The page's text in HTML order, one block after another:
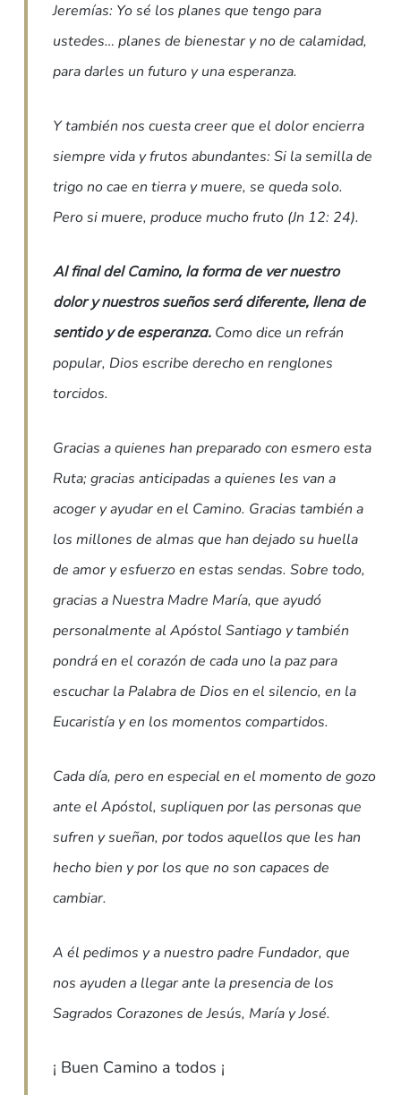
Jeremías: Yo sé los planes que tengo para
ustedes… planes de bienestar y no de calamidad,
para darles un futuro y una esperanza.
Y también nos cuesta creer que el dolor encierra
siempre vida y frutos abundantes: Si la semilla de
trigo no cae en tierra y muere, se queda solo.
Pero si muere, produce mucho fruto (Jn 12: 24).
Al final del Camino, la forma de ver nuestro
dolor y nuestros sueños será diferente, llena de
sentido y de esperanza. Como dice un refrán
popular, Dios escribe derecho en renglones
torcidos.
Gracias a quienes han preparado con esmero esta
Ruta; gracias anticipadas a quienes les van a
acoger y ayudar en el Camino. Gracias también a
los millones de almas que han dejado su huella
de amor y esfuerzo en estas sendas. Sobre todo,
gracias a Nuestra Madre María, que ayudó
personalmente al Apóstol Santiago y también
pondrá en el corazón de cada uno la paz para
escuchar la Palabra de Dios en el silencio, en la
Eucaristía y en los momentos compartidos.
Cada día, pero en especial en el momento de gozo
ante el Apóstol, supliquen por las personas que
sufren y sueñan, por todos aquellos que les han
hecho bien y por los que no son capaces de
cambiar.
A él pedimos y a nuestro padre Fundador, que
nos ayuden a llegar ante la presencia de los
Sagrados Corazones de Jesús, María y José.
¡ Buen Camino a todos ¡